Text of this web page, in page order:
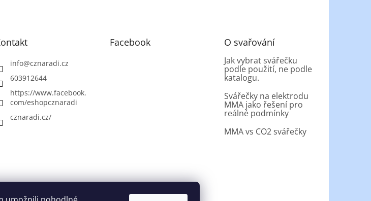
info@cznaradi.cz
603912644
https://www.facebook.
com/eshopcznaradi
cznaradi.cz/
Facebook O svařování
Jak vybrat svářečku
podle použití, ne podle
katalogu.
Svářečky na elektrodu
MMA jako řešení pro
reálné podmínky
MMA vs CO2 svářečky